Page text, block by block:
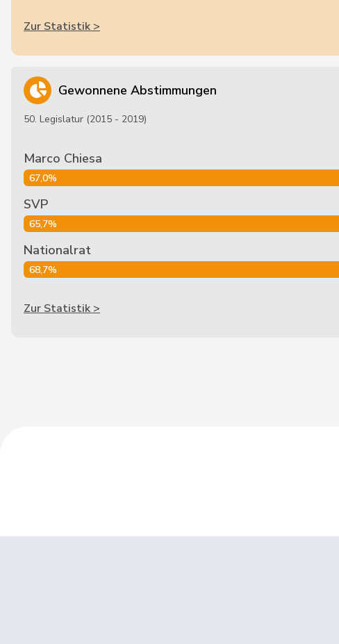
Zur Statistik >
Gewonnene Abstimmungen
50. Legislatur (2015 - 2019)
Marco Chiesa
67,0%
SVP
65,7%
Nationalrat
68,7%
Zur Statistik >